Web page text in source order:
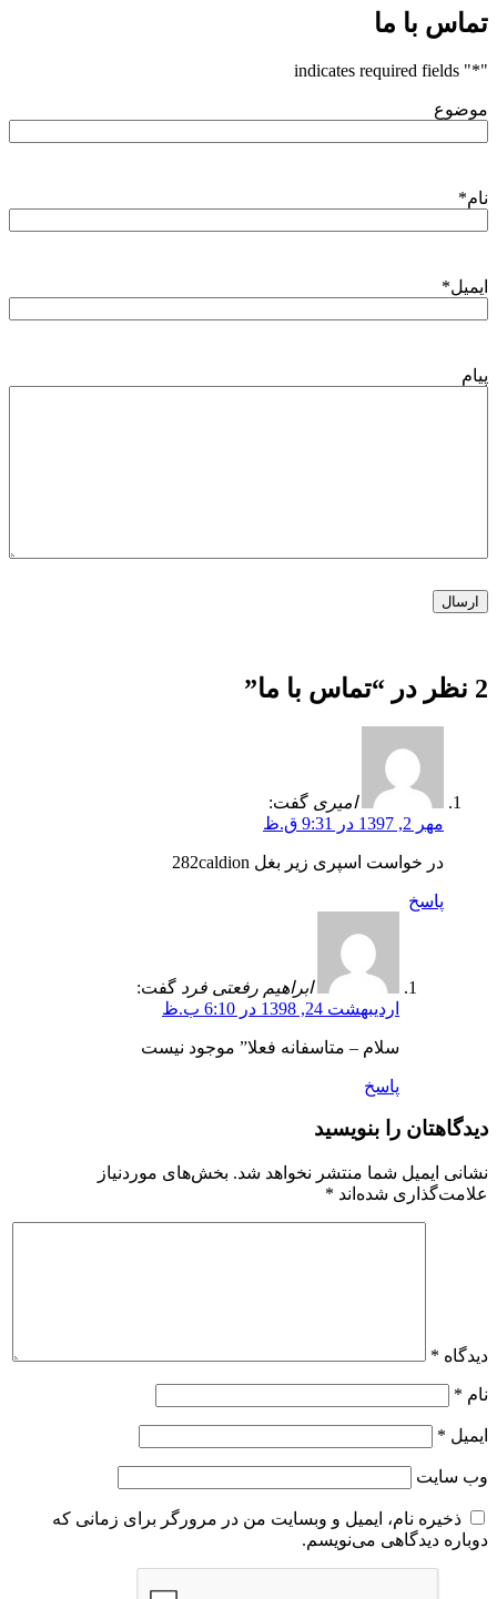
تماس با ما
"
*
" indicates required fields
موضوع
نام*
ایمیل*
پیام
2 نظر در “ تماس با ما”
امیری گفت:
مهر 2, 1397 در 9:31 ق.ظ
در خواست اسپری زیر بغل 282caldion
پاسخ
ابراهیم رفعتی فرد گفت:
اردیبهشت 24, 1398 در 6:10 ب.ظ
سلام – متاسفانه فعلا” موجود نیست
پاسخ
دیدگاهتان را بنویسید
نشانی ایمیل شما منتشر نخواهد شد. بخش‌های موردنیاز
علامت‌گذاری شده‌اند *
دیدگاه *
نام *
ایمیل *
وب‌ سایت
ذخیره نام، ایمیل و وبسایت من در مرورگر برای زمانی که
دوباره دیدگاهی می‌نویسم.